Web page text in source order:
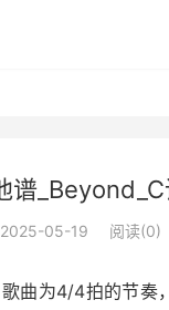
谱
2025-05-19 阅读(0)
曲为4/4拍的节奏